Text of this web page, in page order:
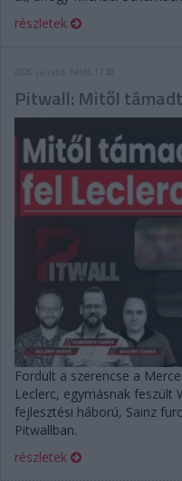
részletek
2026. július 6. hétfő, 17:30
Pitwall: Mitől
Fordult a szerencse a
Leclerc, egymásnak feszült
fejlesztési háború, Sainz
Pitwallban.
részletek